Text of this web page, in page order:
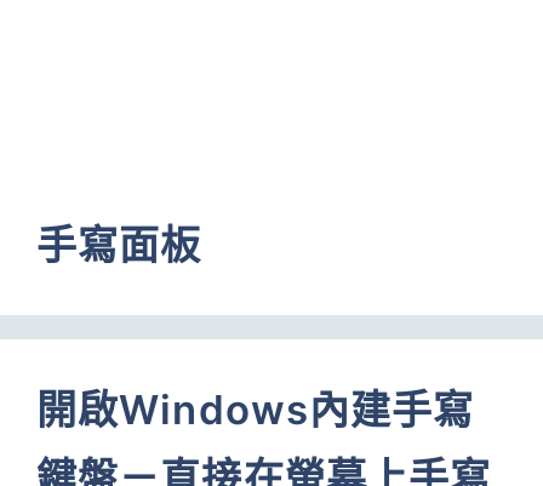
手寫面板
開啟Windows內建手寫